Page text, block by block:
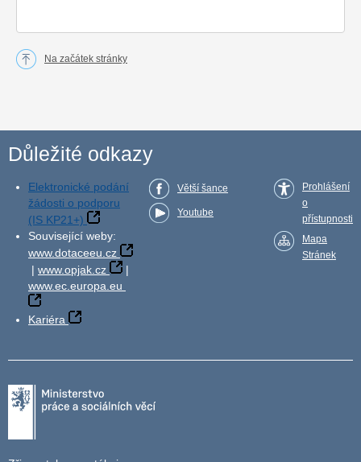
Na začátek stránky
Důležité odkazy
Elektronické podání
žádosti o podporu
(IS KP21+)
Související weby:
www.dotaceeu.cz
| www.opjak.cz
|
www.ec.europa.eu
Kariéra
Větší šance
Youtube
Prohlášení
o
přístupnosti
Mapa
Stránek